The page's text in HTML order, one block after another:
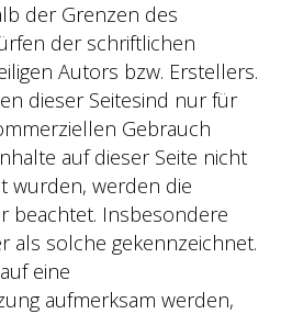
der Grenzen des
der schriftlichen
Autors bzw. Erstellers.
dieser Seitesind nur für
Gebrauch
auf dieser Seite nicht
wurden, werden die
beachtet. Insbesondere
als solche gekennzeichnet.
eine
aufmerksam werden,